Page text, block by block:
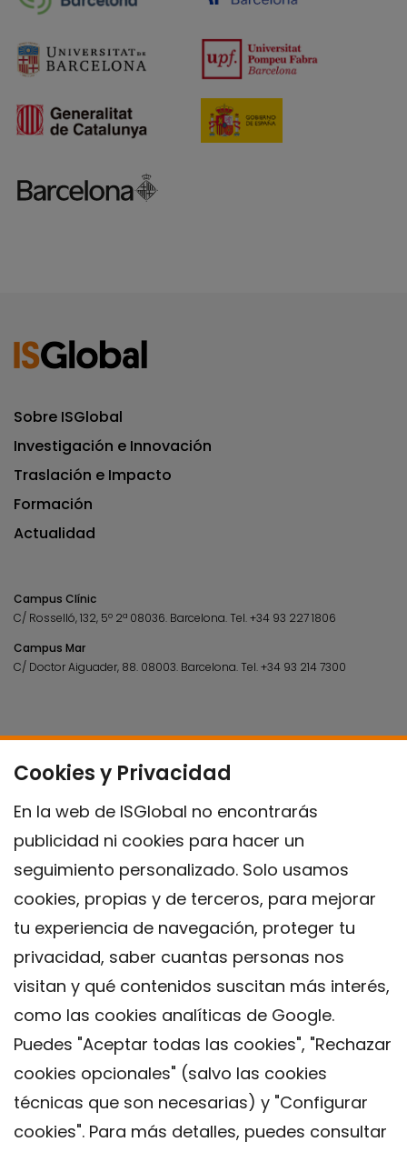
Cookies y Privacidad
En la web de ISGlobal no encontrarás
publicidad ni cookies para hacer un
seguimiento personalizado. Solo usamos
cookies, propias y de terceros, para mejorar
tu experiencia de navegación, proteger tu
privacidad, saber cuantas personas nos
visitan y qué contenidos suscitan más interés,
como las cookies analíticas de Google.
Puedes "Aceptar todas las cookies", "Rechazar
cookies opcionales" (salvo las cookies
técnicas que son necesarias) y "Configurar
cookies". Para más detalles, puedes consultar
Sobre ISGlobal
Investigación e Innovación
Traslación e Impacto
Formación
Actualidad
Campus Clínic
C/ Rosselló, 132, 5º 2ª 08036. Barcelona.Tel.+34 93 227 1806
Campus Mar
C/ Doctor Aiguader, 88. 08003. Barcelona.Tel.+34 93 214 7300
Contacto